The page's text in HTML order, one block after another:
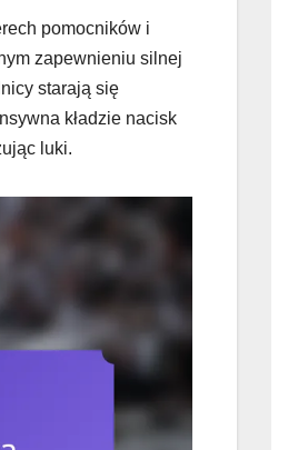
pomocników i
zapewnieniu silnej
starają się
kładzie nacisk
luki.